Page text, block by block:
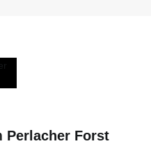
Perlacher Forst